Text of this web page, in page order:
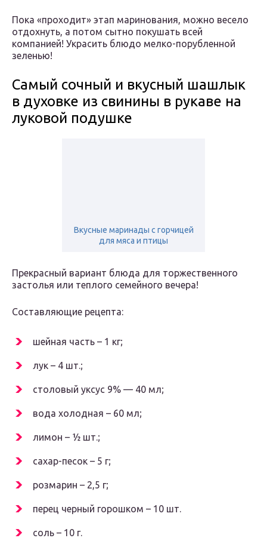
Пока «проходит» этап маринования, можно весело
отдохнуть, а потом сытно покушать всей
компанией! Украсить блюдо мелко-порубленной
зеленью!
Самый сочный и вкусный шашлык
в духовке из свинины в рукаве на
луковой подушке
Вкусные маринады с горчицей
для мяса и птицы
Прекрасный вариант блюда для торжественного
застолья или теплого семейного вечера!
Составляющие рецепта:
шейная часть – 1 кг;
лук – 4 шт.;
столовый уксус 9% — 40 мл;
вода холодная – 60 мл;
лимон – ½ шт.;
сахар-песок – 5 г;
розмарин – 2,5 г;
перец черный горошком – 10 шт.
соль – 10 г.